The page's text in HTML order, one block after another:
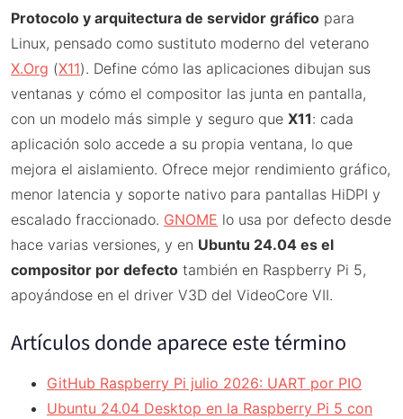
Protocolo y arquitectura de servidor gráfico para
Linux, pensado como sustituto moderno del veterano
X.Org (X11). Define cómo las aplicaciones dibujan sus
ventanas y cómo el compositor las junta en pantalla,
con un modelo más simple y seguro que X11: cada
aplicación solo accede a su propia ventana, lo que
mejora el aislamiento. Ofrece mejor rendimiento gráfico,
menor latencia y soporte nativo para pantallas HiDPI y
escalado fraccionado. GNOME lo usa por defecto desde
hace varias versiones, y en Ubuntu 24.04 es el
compositor por defecto también en Raspberry Pi 5,
apoyándose en el driver V3D del VideoCore VII.
Artículos donde aparece este término
GitHub Raspberry Pi julio 2026: UART por PIO
Ubuntu 24.04 Desktop en la Raspberry Pi 5 con